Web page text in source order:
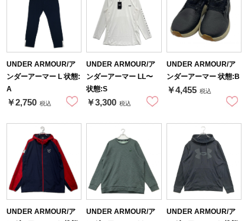
UNDER ARMOUR/ア
ンダーアーマー L 状態:
A
￥2,750 税込
UNDER ARMOUR/ア
ンダーアーマー LL〜
状態:S
￥3,300 税込
UNDER ARMOUR/ア
ンダーアーマー 状態:B
￥4,455 税込
UNDER ARMOUR/ア
UNDER ARMOUR/ア
UNDER ARMOUR/ア